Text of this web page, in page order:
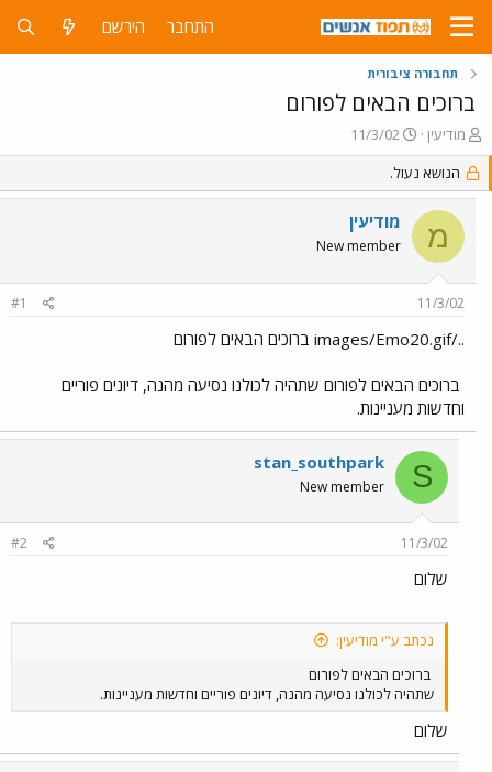
התחבר הירשם
תחבורה ציבורית
ברוכים הבאים לפורום
פ
ו
ת
ח
נ
מודיעין
פ
ו
ר
ס
ם
ב
ת
11/3/02
הנושא נעול.
מ מודיעין
New member
11/3/02
#1
../images/Emo20.gif ברוכים הבאים לפורום
ברוכים הבאים לפורום שתהיה לכולנו נסיעה מהנה, דיונים פוריים
וחדשות מעניינות.
S
stan_southpark
New member
11/3/02
#2
שלום
נכתב ע"י מודיעין:
ברוכים הבאים לפורום
שתהיה לכולנו נסיעה מהנה, דיונים פוריים וחדשות מעניינות.
שלום